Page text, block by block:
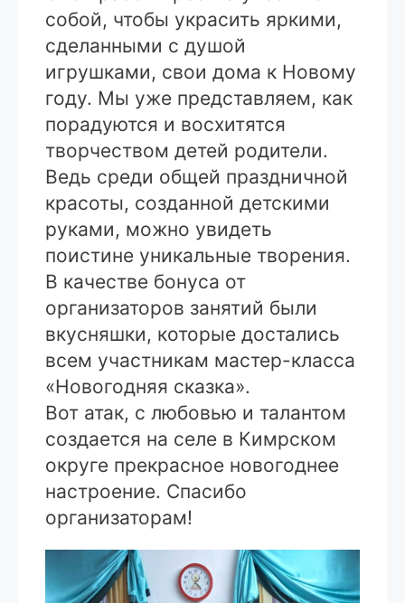
собой, чтобы украсить яркими,
сделанными с душой
игрушками, свои дома к Новому
году. Мы уже представляем, как
порадуются и восхитятся
творчеством детей родители.
Ведь среди общей праздничной
красоты, созданной детскими
руками, можно увидеть
поистине уникальные творения.
В качестве бонуса от
организаторов занятий были
вкусняшки, которые достались
всем участникам мастер-класса
«Новогодняя сказка».
Вот атак, с любовью и талантом
создается на селе в Кимрском
округе прекрасное новогоднее
настроение. Спасибо
организаторам!